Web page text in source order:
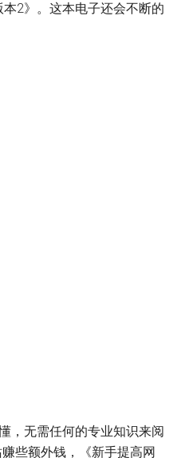
2》。这本电子还会不断的
，无需任何的专业知识来阅
些额外钱，《新手提高网